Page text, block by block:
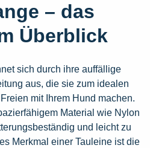
– das
Überblick
sich durch ihre auffällige
aus, die sie zum idealen
mit Ihrem Hund machen.
Material wie Nylon
und leicht zu
Merkmal einer Tauleine ist die